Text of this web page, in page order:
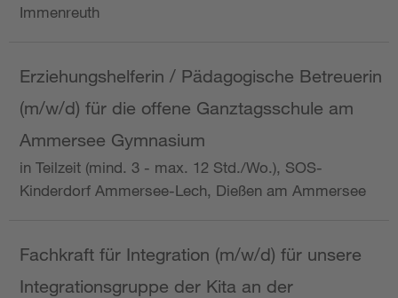
Immenreuth
Erziehungshelferin / Pädagogische Betreuerin
(m/w/d) für die offene Ganztagsschule am
Ammersee Gymnasium
in Teilzeit (mind. 3 - max. 12 Std./Wo.), SOS-
Kinderdorf Ammersee-Lech, Dießen am Ammersee
Fachkraft für Integration (m/w/d) für unsere
Integrationsgruppe der Kita an der